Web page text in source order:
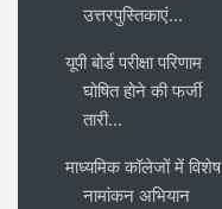
उत्तरपुस्तिकाएं...
यूपी बोर्ड परीक्षा परिणाम
घोषित होने की फर्जी
तारी...
माध्यमिक कॉलेजों में विशेष
नामांकन अभियान